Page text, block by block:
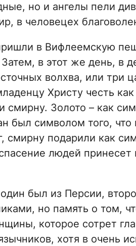
но и ангелы пели
в человецех
в Вифлеемскую
в этот же день, в
волхва, или три
Христу честь
Золото – как
был символом того, что
подарили как
людей принесет
был из Персии,
но память о том,
которое сотрет
хотя в очень